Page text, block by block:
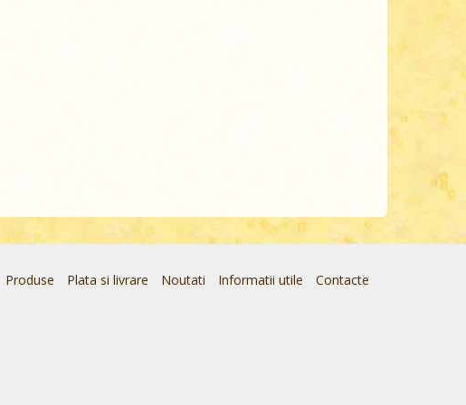
Produse Plata si livrare Noutati Informatii utile Contacte